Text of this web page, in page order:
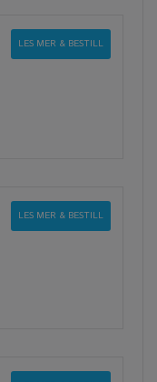
LES MER & BESTILL
LES MER & BESTILL